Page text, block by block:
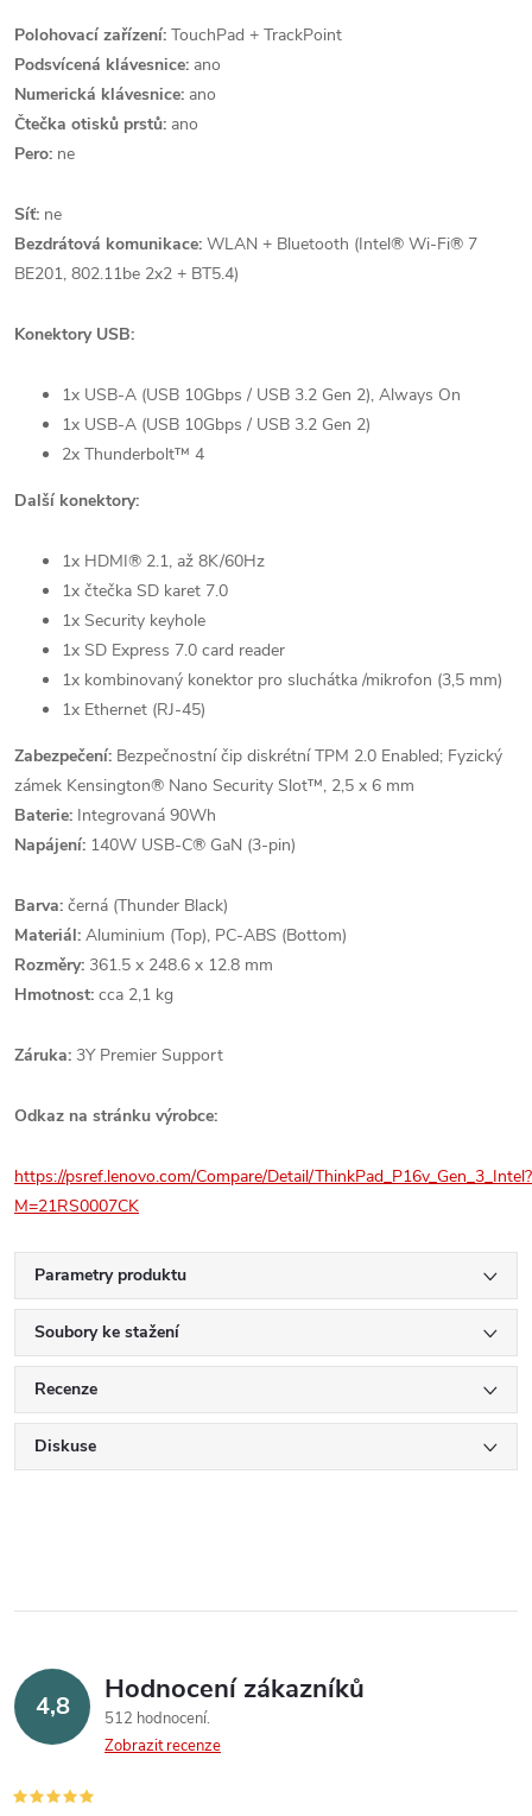
Polohovací zařízení: TouchPad + TrackPoint
Podsvícená klávesnice: ano
Numerická klávesnice: ano
Čtečka otisků prstů: ano
Pero: ne
Síť: ne
Bezdrátová komunikace: WLAN + Bluetooth (Intel® Wi-Fi® 7
BE201, 802.11be 2x2 + BT5.4)
Konektory USB:
1x USB-A (USB 10Gbps / USB 3.2 Gen 2), Always On
1x USB-A (USB 10Gbps / USB 3.2 Gen 2)
2x Thunderbolt™ 4
Další konektory:
1x HDMI® 2.1, až 8K/60Hz
1x čtečka SD karet 7.0
1x Security keyhole
1x SD Express 7.0 card reader
1x kombinovaný konektor pro sluchátka /mikrofon (3,5 mm)
1x Ethernet (RJ-45)
Zabezpečení: Bezpečnostní čip diskrétní TPM 2.0 Enabled; Fyzický
zámek Kensington® Nano Security Slot™, 2,5 x 6 mm
Baterie: Integrovaná 90Wh
Napájení: 140W USB-C® GaN (3-pin)
Barva: černá (Thunder Black)
Materiál: Aluminium (Top), PC-ABS (Bottom)
Rozměry: 361.5 x 248.6 x 12.8 mm
Hmotnost: cca 2,1 kg
Záruka: 3Y Premier Support
Odkaz na stránku výrobce:
https://psref.lenovo.com/Compare/Detail/ThinkPad_P16v_Gen_3_Intel?
M=21RS0007CK
Parametry produktu
Soubory ke stažení
Recenze
Diskuse
4,8 Hodnocení zákazníků
512 hodnocení
Zobrazit recenze